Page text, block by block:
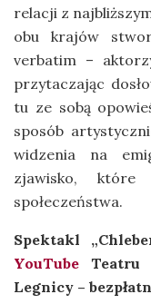
relacji z
obu krajów
verbatim –
przytaczając
tu ze sobą
sposób
widzenia na
zjawisko,
społeczeństwa.
Spektakl
YouTube Teatru
Legnicy –